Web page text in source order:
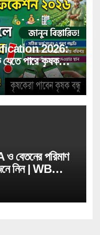
2026:
পারে কৃষক
ও বেতনের পরিমাণ
নিন | WB